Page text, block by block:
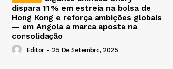
dispara 11 % em estreia na bolsa de
Hong Kong e reforça ambições globais
— em Angola a marca aposta na
consolidação
Editor - 25 De Setembro, 2025